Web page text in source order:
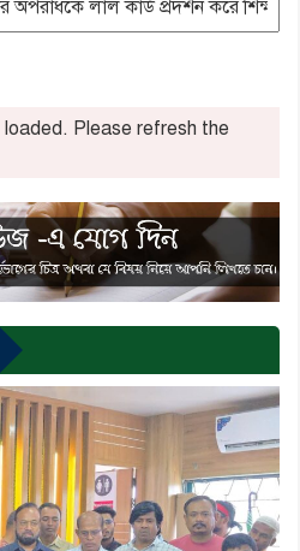
Please refresh the